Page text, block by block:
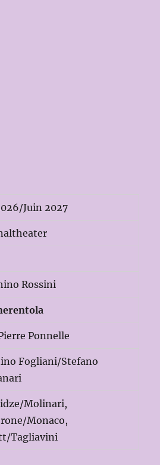
Juin 2027
Rossini
Ponnelle
Fogliani/Stefano
Molinari,
Monaco,
Tagliavini